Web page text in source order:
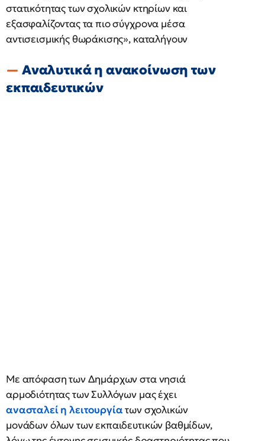
στατικότητας των σχολικών κτηρίων και
εξασφαλίζοντας τα πιο σύγχρονα μέσα
αντισεισμικής θωράκισης», καταλήγουν
Αναλυτικά η ανακοίνωση των
εκπαιδευτικών
Με απόφαση των Δημάρχων στα νησιά
αρμοδιότητας των Συλλόγων μας έχει
ανασταλεί η λειτουργίατων σχολικών
μονάδων όλων των εκπαιδευτικών βαθμίδων,